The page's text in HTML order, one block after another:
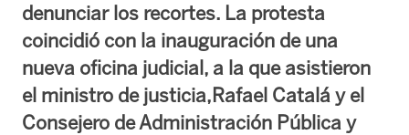
denunciar los recortes. La protesta
coincidió con la inauguración de una
nueva oficina judicial, a la que asistieron
el ministro de justicia,Rafael Catalá y el
Consejero de Administración Pública y